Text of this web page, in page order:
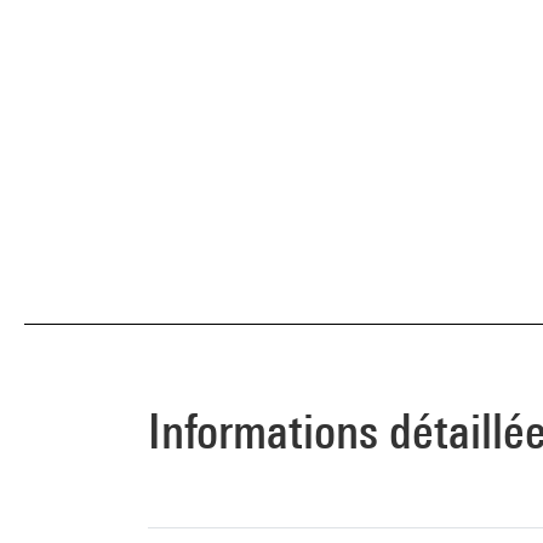
Informations